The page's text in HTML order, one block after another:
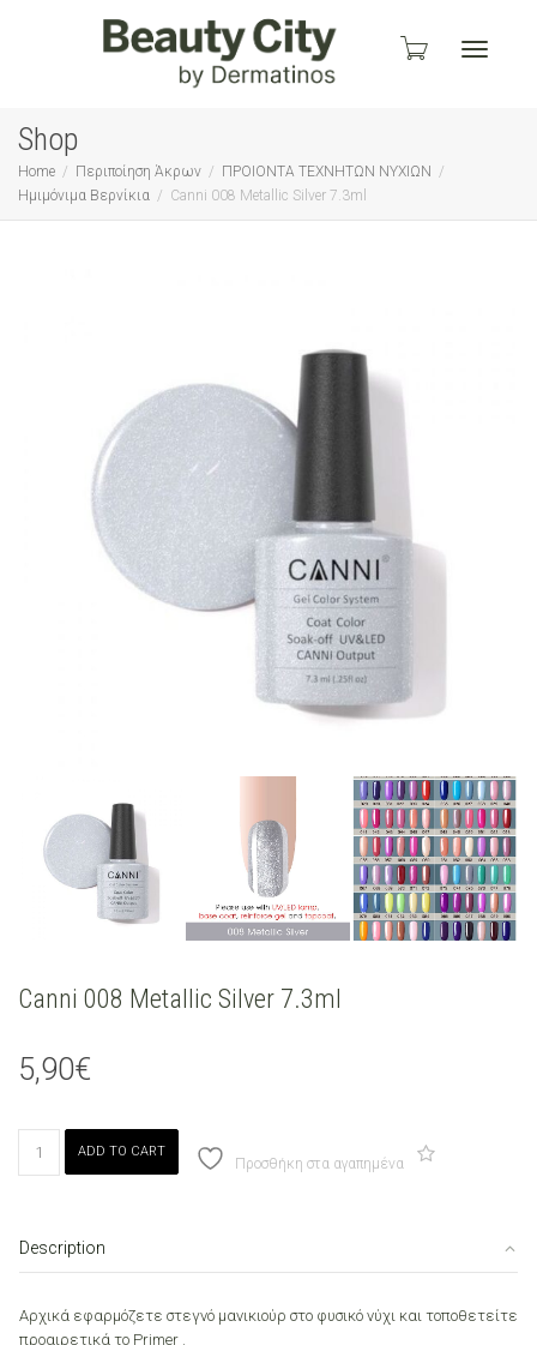
Shop
Home Περιποίηση Άκρων
ΠΡΟΙΟΝΤΑ ΤΕΧΝΗΤΩΝ ΝΥΧΙΩΝ
Ημιμόνιμα Βερνίκια
Canni 008 Metallic Silver 7.3ml
Canni 008 Metallic Silver 7.3ml
5,90€
008
quantity
ADD TO CART
Προσθήκη στα αγαπημένα
Description
Αρχικά εφαρμόζετε στεγνό μανικιούρ στο φυσικό νύχι και τοποθετείτε
προαιρετικά το Primer .